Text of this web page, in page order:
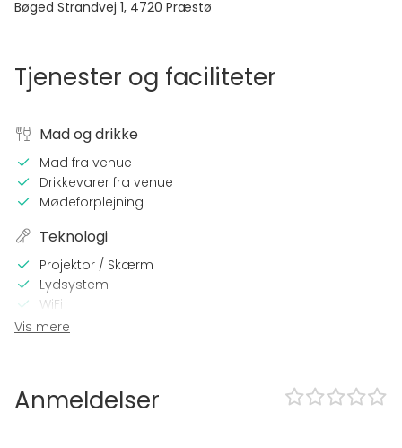
Bøged Strandvej 1, 4720 Præstø
Tjenester og faciliteter
Mad og drikke
Mad fra venue
Drikkevarer fra venue
Mødeforplejning
Teknologi
Projektor / Skærm
Lydsystem
WiFi
Mulighed for videokonference
Hele stedet privat
Udendørsområde
Vis mere
Anmeldelser